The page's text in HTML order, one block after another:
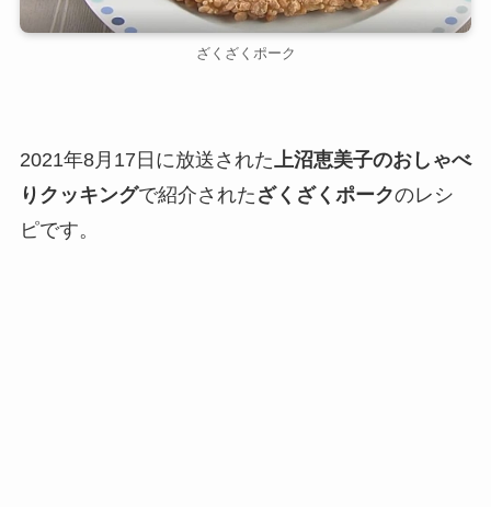
ざくざくポーク
2021年8月17日に放送された 上沼恵美子のおしゃべ
りクッキングで紹介された ざくざくポークのレシ
ピです。